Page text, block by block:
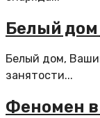
Белый дом
Белый дом,
занятости...
Феномен в